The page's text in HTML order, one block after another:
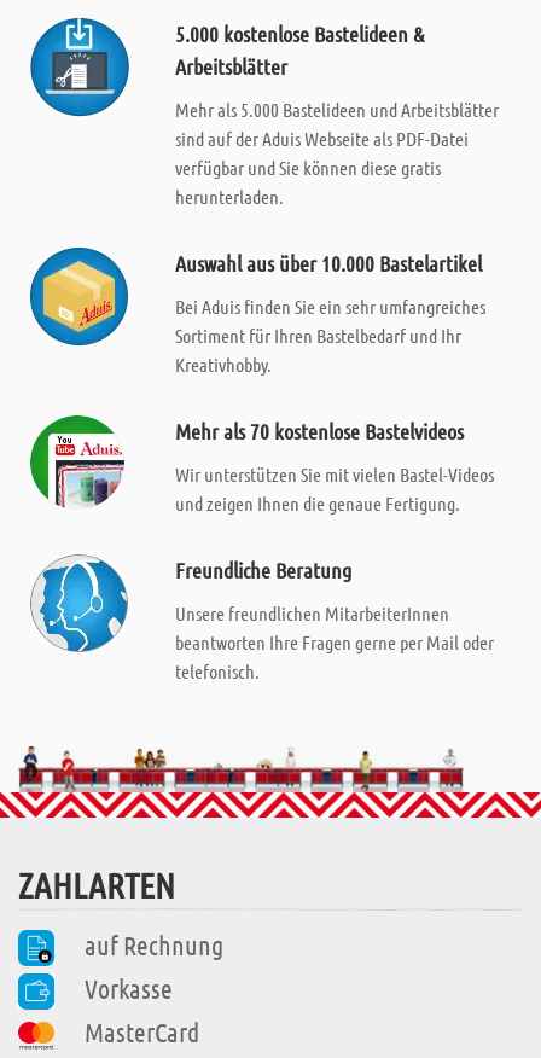
5.000 kostenlose Bastelideen &
Arbeitsblätter
Mehr als 5.000 Bastelideen und Arbeitsblätter
sind auf der Aduis Webseite als PDF-Datei
verfügbar und Sie können diese gratis
herunterladen.
Auswahl aus über 10.000 Bastelartikel
Bei Aduis finden Sie ein sehr umfangreiches
Sortiment für Ihren Bastelbedarf und Ihr
Kreativhobby.
Mehr als 70 kostenlose Bastelvideos
Wir unterstützen Sie mit vielen Bastel-Videos
und zeigen Ihnen die genaue Fertigung.
Freundliche Beratung
Unsere freundlichen MitarbeiterInnen
beantworten Ihre Fragen gerne per Mail oder
telefonisch.
ZAHLARTEN
auf Rechnung
Vorkasse
MasterCard